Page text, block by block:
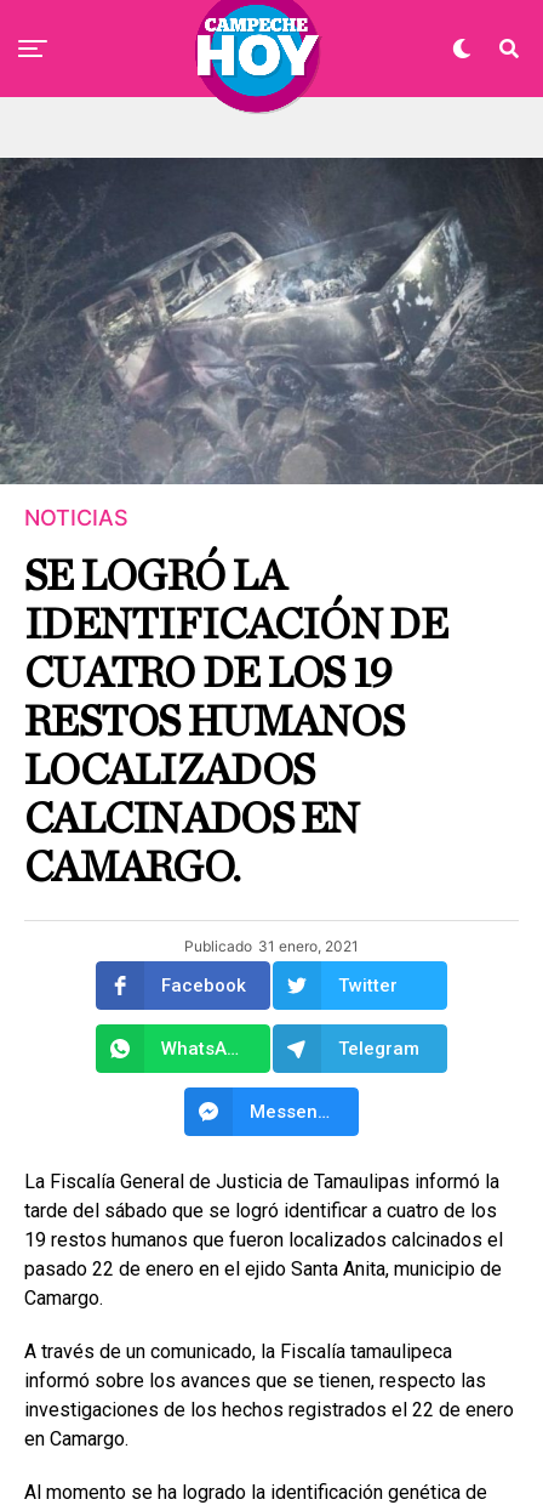
NOTICIAS
SE LOGRÓ LA
IDENTIFICACIÓN DE
CUATRO DE LOS 19
RESTOS HUMANOS
LOCALIZADOS
CALCINADOS EN
CAMARGO.
Publicado 31 enero, 2021
Facebook Twitter
WhatsApp Telegram
Messenger
La Fiscalía General de Justicia de Tamaulipas informó la
tarde del sábado que se logró identificar a cuatro de los
19 restos humanos que fueron localizados calcinados el
pasado 22 de enero en el ejido Santa Anita, municipio de
Camargo.
A través de un comunicado, la Fiscalía tamaulipeca
informó sobre los avances que se tienen, respecto las
investigaciones de los hechos registrados el 22 de enero
en Camargo.
Al momento se ha logrado la identificación genética de